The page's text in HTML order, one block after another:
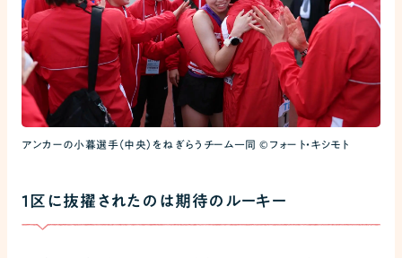
アンカーの小暮選手（中央）をねぎらうチーム一同 ©フォート・キシモト
1区に抜擢されたのは期待のルーキー